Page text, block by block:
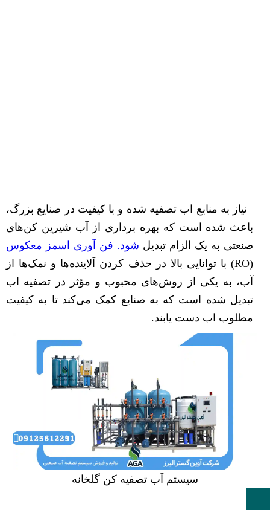
نیاز به منابع اب تصفیه شده و با کیفیت در صنایع بزرگ،
باعث شده است که بهره برداری از آب شیرین کن‌های
صنعتی به یک الزام تبدیل شود. فن آوری اسمز معکوس
(RO) با توانایی بالا در حذف کردن آلاینده‌ها و نمک‌ها از
آب، به یکی از روش‌های محبوب و مؤثر در تصفیه اب
تبدیل شده است که به صنایع کمک می‌کند تا به کیفیت
مطلوب اب دست یابند.
سیستم آب تصفیه کن گلخانه